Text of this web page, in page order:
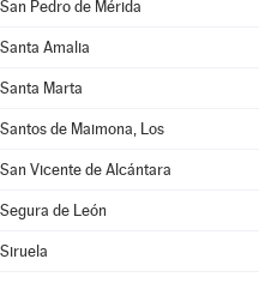
San Pedro de Mérida
Santa Amalia
Santa Marta
Santos de Maimona, Los
San Vicente de Alcántara
Segura de León
Siruela